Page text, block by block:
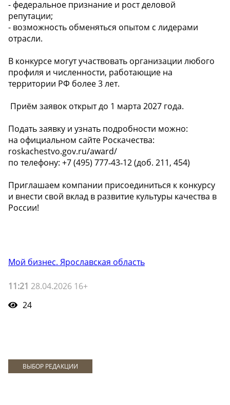
- федеральное признание и рост деловой
репутации;
- возможность обменяться опытом с лидерами
отрасли.
В конкурсе могут участвовать организации любого
профиля и численности, работающие на
территории РФ более 3 лет.
️ Приём заявок открыт до 1 марта 2027 года.
Подать заявку и узнать подробности можно:
на официальном сайте Роскачества:
roskachestvo.gov.ru/award/
по телефону: +7 (495) 777‑43‑12 (доб. 211, 454)
Приглашаем компании присоединиться к конкурсу
и внести свой вклад в развитие культуры качества в
России!
Мой бизнес. Ярославская область
11:21 28.04.2026 16+
24
ВЫБОР РЕДАКЦИИ